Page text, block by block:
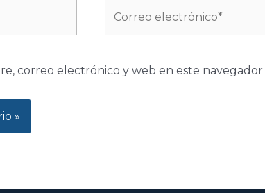
electrónico*
correo electrónico y web en este